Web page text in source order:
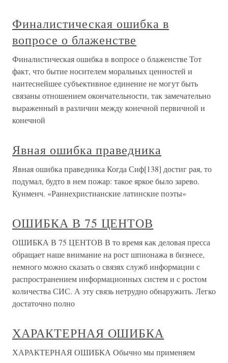
Финалистическая ошибка в
вопросе о блаженстве
Финалистическая ошибка в вопросе о блаженстве Тот
факт, что бытие носителем моральных ценностей и
наитеснейшее субъективное единение не могут быть
связаны отношением окончательности, так замечательно
выраженный в различии между конечной первичной и
конечной
Явная ошибка праведника
Явная ошибка праведника Когда Сиф[138] достиг рая, то
подумал, будто в нем пожар: такое яркое было зарево.
Кунменч. «Раннехристианские латинские поэты»
ОШИБКА В 75 ЦЕНТОВ
ОШИБКА В 75 ЦЕНТОВ В то время как деловая пресса
обращает наше внимание на рост шпионажа в бизнесе,
немного можно сказать о связях служб информации с
распространением информационных систем и с ростом
количества СИС. А эту связь нетрудно обнаружить. Легко
достаточно полно
ХАРАКТЕРНАЯ ОШИБКА
ХАРАКТЕРНАЯ ОШИБКА Обычно мы применяем